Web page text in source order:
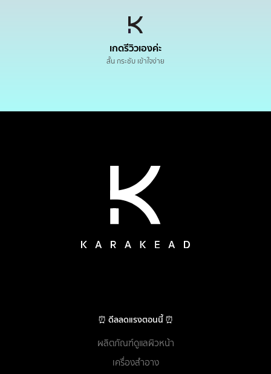
เกดรีวิวเองค่ะ
สั้น กระชับ เข้าใจง่าย
⏰ ดีลลดแรงตอนนี้ ⏰
ผลิตภัณฑ์ดูแลผิวหน้า
เครื่องสำอาง